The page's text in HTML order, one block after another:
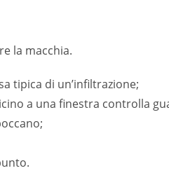
la macchia.
tipica di un’infiltrazione;
a una finestra controlla